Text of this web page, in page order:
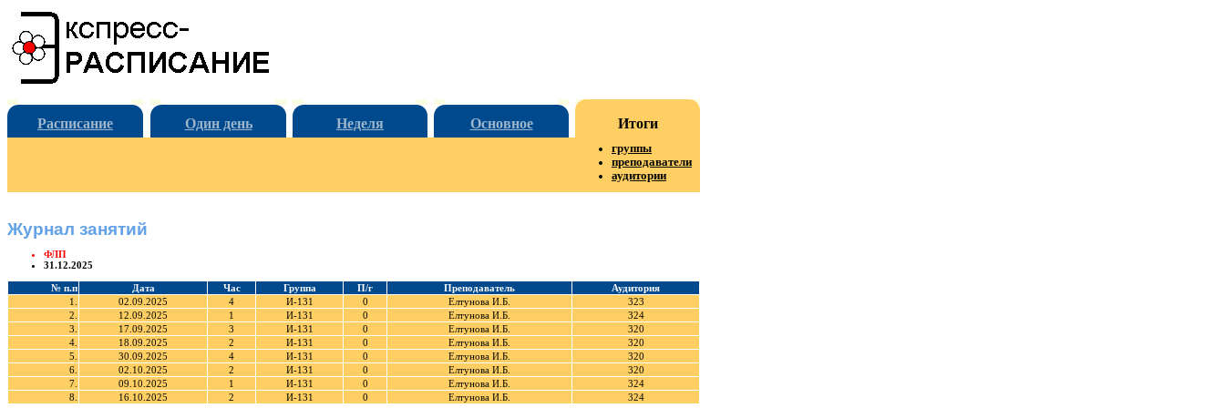
Расписание Один день Неделя Основное Итоги
группы
преподаватели
аудитории
Журнал занятий
ФЛП
31.12.2025
№ п.п Дата Час Группа П/г Преподаватель
Аудитория
1.
02.09.2025 4 И-131 0 Елтунова И.Б.
323
2.
12.09.2025 1 И-131 0 Елтунова И.Б.
324
3.
17.09.2025 3 И-131 0 Елтунова И.Б.
320
4.
18.09.2025 2 И-131 0 Елтунова И.Б.
320
5.
30.09.2025 4 И-131 0 Елтунова И.Б.
320
6.
02.10.2025 2 И-131 0 Елтунова И.Б.
320
7.
09.10.2025 1 И-131 0 Елтунова И.Б.
324
8.
16.10.2025 2 И-131 0 Елтунова И.Б. 324